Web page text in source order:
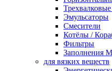
Эмульсаторы
Смесители
Котёлы /
Фильтры
Заполнения
для вязких веществ